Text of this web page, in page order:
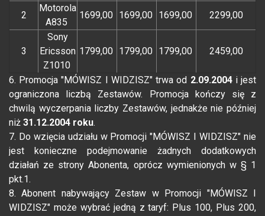
2
Motorola
A835
1699,00 1699,00 1699,00 2299,00
3
Sony
Ericsson
Z1010
1799,00 1799,00 1799,00 2459,00
6. Promocja "MÓWISZ I WIDZISZ" trwa od 2.09.2004 i jest
ograniczona liczbą Zestawów. Promocja kończy się z
chwilą wyczerpania liczby Zestawów, jednakże nie później
niż 31.12.2004 roku.
7. Do wzięcia udziału w Promocji "MÓWISZ I WIDZISZ" nie
jest konieczne podejmowanie żadnych dodatkowych
działań ze strony Abonenta, oprócz wymienionych w § 1
pkt.1.
8. Abonent nabywający Zestaw w Promocji "MÓWISZ I
WIDZISZ" może wybrać jedną z taryf: Plus 100, Plus 200,